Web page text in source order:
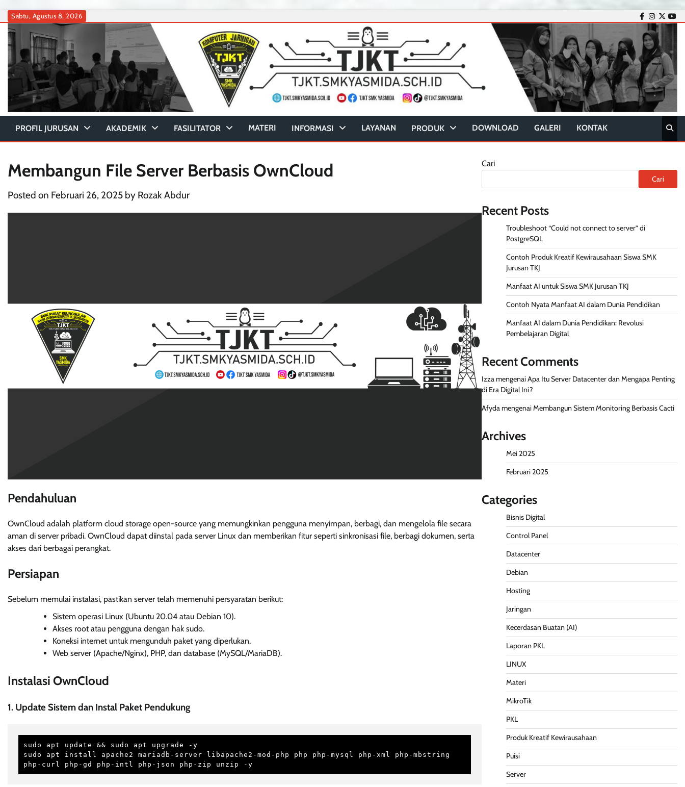
Skip
content
Sabtu, Agustus 8, 2026 facebook
instagram
twitter
PROFIL JURUSAN AKADEMIK FASILITATOR MATERI INFORMASI LAYANAN PRODUK DOWNLOAD GALERI KONTAK
Membangun File Server Berbasis OwnCloud
Posted on Februari 26, 2025 by Rozak Abdur
Pendahuluan
OwnCloud adalah platform cloud storage open-source yang memungkinkan pengguna menyimpan, berbagi, dan mengelola file secara
aman di server pribadi. OwnCloud dapat diinstal pada server Linux dan memberikan fitur seperti sinkronisasi file, berbagi dokumen, serta
akses dari berbagai perangkat.
Persiapan
Sebelum memulai instalasi, pastikan server telah memenuhi persyaratan berikut:
Sistem operasi Linux (Ubuntu 20.04 atau Debian 10).
Akses root atau pengguna dengan hak sudo.
Koneksi internet untuk mengunduh paket yang diperlukan.
Web server (Apache/Nginx), PHP, dan database (MySQL/MariaDB).
Instalasi OwnCloud
1. Update Sistem dan Instal Paket Pendukung
sudo apt update && sudo apt upgrade -y
sudo apt install apache2 mariadb-server libapache2-mod-php php php-mysql php-xml php-mbstring
php-curl php-gd php-intl php-json php-zip unzip -y
Cari
Cari
Recent Posts
Troubleshoot “Could not connect to server” di
PostgreSQL
Contoh Produk Kreatif Kewirausahaan Siswa SMK
Jurusan TKJ
Manfaat AI untuk Siswa SMK Jurusan TKJ
Contoh Nyata Manfaat AI dalam Dunia Pendidikan
Manfaat AI dalam Dunia Pendidikan: Revolusi
Pembelajaran Digital
Recent Comments
Izza mengenaiApa Itu Server Datacenter dan Mengapa Penting
di Era Digital Ini?
Afyda mengenaiMembangun Sistem Monitoring Berbasis Cacti
Archives
Mei 2025
Februari 2025
Categories
Bisnis Digital
Control Panel
Datacenter
Debian
Hosting
Jaringan
Kecerdasan Buatan (AI)
Laporan PKL
LINUX
Materi
MikroTik
PKL
Produk Kreatif Kewirausahaan
Puisi
Server